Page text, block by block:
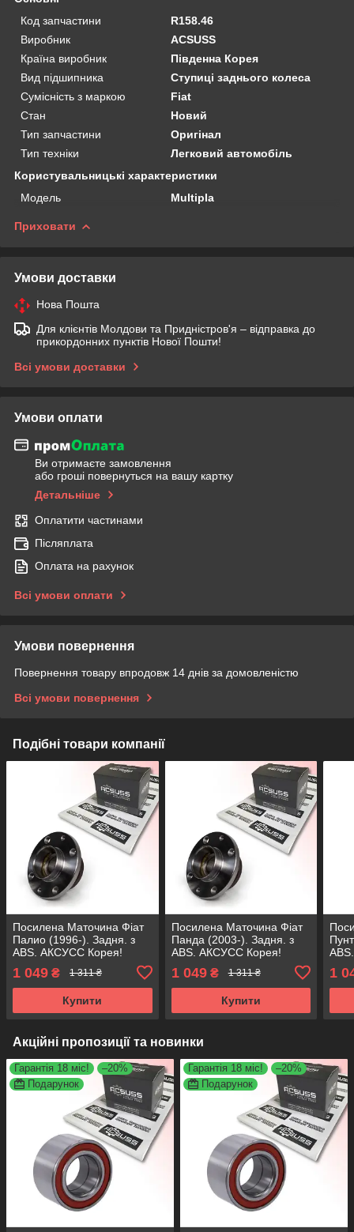
Код запчастини
R158.46
Виробник
ACSUSS
Країна виробник
Південна Корея
Вид підшипника
Ступиці заднього колеса
Сумісність з маркою
Fiat
Стан
Новий
Тип запчастини
Оригінал
Тип техніки
Легковий автомобіль
Користувальницькі характеристики
Мoдель
Multipla
Приховати
Умови доставки
Нова Пошта
Для клієнтів Молдови та Придністров'я – відправка до
прикордонних пунктів Нової Пошти!
Всі умови доставки
Умови оплати
Ви отримаєте замовлення
або гроші повернуться на вашу картку
Детальніше
Оплатити частинами
Післяплата
Оплата на рахунок
Всі умови оплати
Умови повернення
Повернення товару впродовж 14 днів за домовленістю
Всі умови повернення
Подібні товари компанії
Посилена Маточина Фіат
Палио (1996-). Задня. з
ABS. АКСУСС Корея!
713690710
1 049 ₴ 1 311 ₴
Купити
Посилена Маточина Фіат
Панда (2003-). Задня. з
ABS. АКСУСС Корея!
713690710
1 049₴ 1 311 ₴
Купити
1
Акційні пропозиції та новинки
Гарантія 18 міс!
–20%
Подарунок
Гарантія 18 міс!
–20%
Подарунок